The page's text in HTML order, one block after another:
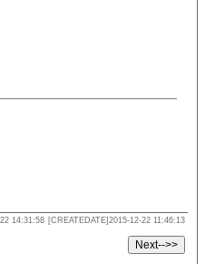
14:31:58 [CREATEDATE]2015-12-22 11:46:13